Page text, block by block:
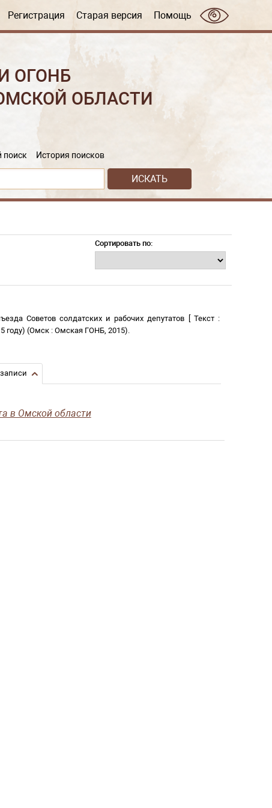
Регистрация Старая версия Помощь
ОГОНБ
ОБЛАСТИ
поиск История поисков
Сортировать по:
Советов солдатских и рабочих депутатов
Текст :
году) (Омск : Омская ГОНБ, 2015).
в Омской области